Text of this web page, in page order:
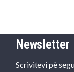
Newsletter
Scrivitevi pè